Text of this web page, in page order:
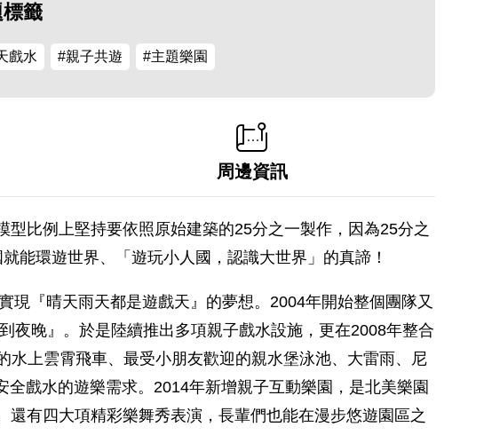
籤
戲水 #親子共遊 #主題樂園
周邊資訊
比例上堅持要依照原始建築的25分之一製作，因為25分之
能環遊世界、「遊玩小人國，認識大世界」的真諦！
『晴天雨天都是遊戲天』的夢想。2004年開始整個團隊又
夜晚』。於是陸續推出多項親子戲水設施，更在2008年整合
水上雲霄飛車、最受小朋友歡迎的親水堡泳池、大雷雨、尼
戲水的遊樂需求。2014年新增親子互動樂園，是北美樂園
有四大項精彩樂舞秀表演，長輩們也能在漫步悠遊園區之